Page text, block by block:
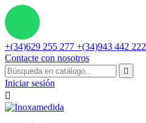
+(34)629 255 277 +(34)943 442 222
Contacte con nosotros

Iniciar sesión
